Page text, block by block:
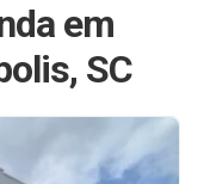
em
SC